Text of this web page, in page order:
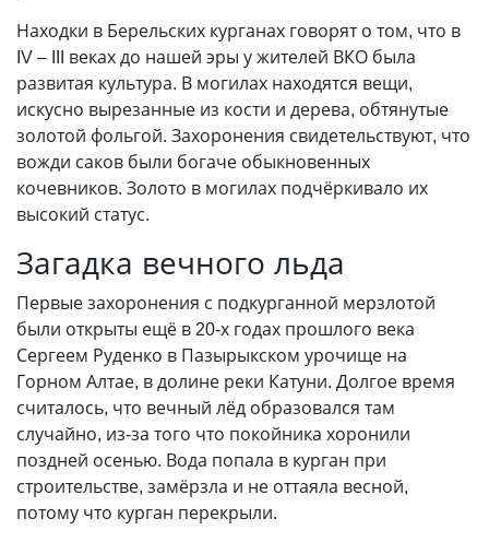
Находки в Берельских курганах говорят о том, что в
IV – III веках до нашей эры у жителей ВКО была
развитая культура. В могилах находятся вещи,
искусно вырезанные из кости и дерева, обтянутые
золотой фольгой. Захоронения свидетельствуют, что
вожди саков были богаче обыкновенных
кочевников. Золото в могилах подчёркивало их
высокий статус.
Загадка вечного льда
Первые захоронения с подкурганной мерзлотой
были открыты ещё в 20-х годах прошлого века
Сергеем Руденко в Пазырыкском урочище на
Горном Алтае, в долине реки Катуни. Долгое время
считалось, что вечный лёд образовался там
случайно, из-за того что покойника хоронили
поздней осенью. Вода попала в курган при
строительстве, замёрзла и не оттаяла весной,
потому что курган перекрыли.